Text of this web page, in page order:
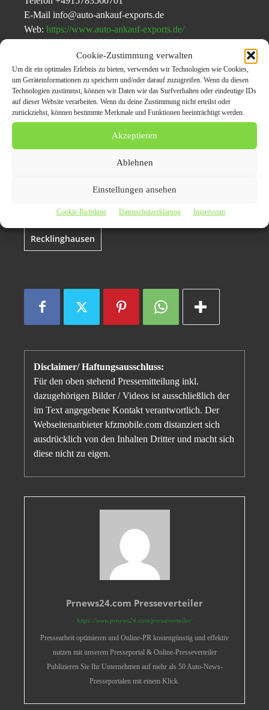
Cookie-Zustimmung verwalten
Um dir ein optimales Erlebnis zu bieten, verwenden wir Technologien wie Cookies,
um Geräteinformationen zu speichern und/oder darauf zuzugreifen. Wenn du diesen
Technologien zustimmst, können wir Daten wie das Surfverhalten oder eindeutige IDs
auf dieser Website verarbeiten. Wenn du deine Zustimmung nicht erteilst oder
zurückziehst, können bestimmte Merkmale und Funktionen beeinträchtigt werden.
Akzeptieren
Ablehnen
Einstellungen ansehen
Cookie-Richtlinie Datenschutzerklärung Impressum
E-Mail info@auto-ankauf-exports.de
Web: https://www.auto-ankauf-exports.de/
Themen zum Beitrag
Autoankauf
Recklinghausen kauft
auch gute
Gebrauchtwagen
Recklinghausen
Disclaimer/ Haftungsausschluss:
Für den oben stehend Pressemitteilung inkl.
dazugehörigen Bilder / Videos ist ausschließlich der
im Text angegebene Kontakt verantwortlich. Der
Webseitenanbieter kfzmobile.com distanziert sich
ausdrücklich von den Inhalten Dritter und macht sich
diese nicht zu eigen.
Prnews24.com Presseverteiler
https://www.prnews24.com/presseverteiler/
Pressearbeit optimieren und Online-PR kostengünstig und effektiv
nutzen mit unserem Presseportal & Online-Presseverteiler
Publizieren Sie Ihr Unternehmen auf mehr als 50 Auto-News-
Presseportalen mit einem Klick.